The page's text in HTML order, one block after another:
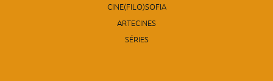
CINE(FILO)SOFIA
ARTECINES
SÉRIES